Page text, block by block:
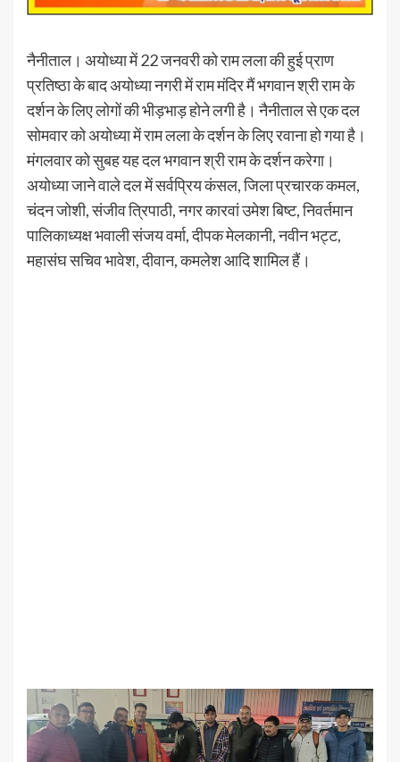
नैनीताल। अयोध्या में 22 जनवरी को राम लला की हुई प्राण
प्रतिष्ठा के बाद अयोध्या नगरी में राम मंदिर मैं भगवान श्री राम के
दर्शन के लिए लोगों की भीड़भाड़ होने लगी है। नैनीताल से एक दल
सोमवार को अयोध्या में राम लला के दर्शन के लिए रवाना हो गया है।
मंगलवार को सुबह यह दल भगवान श्री राम के दर्शन करेगा।
अयोध्या जाने वाले दल में सर्वप्रिय कंसल, जिला प्रचारक कमल,
चंदन जोशी, संजीव त्रिपाठी, नगर कारवां उमेश बिष्ट, निवर्तमान
पालिकाध्यक्ष भवाली संजय वर्मा, दीपक मेलकानी, नवीन भट्ट,
महासंघ सचिव भावेश, दीवान, कमलेश आदि शामिल हैं।